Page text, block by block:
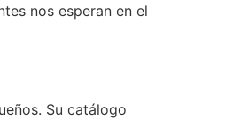
nos esperan en el
Su catálogo